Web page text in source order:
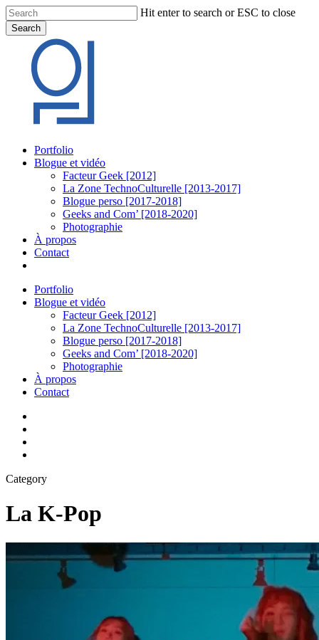
Skip
to
main
content
Hit enter to search or ESC to close
Search
Search
Menu
Portfolio
Blogue et vidéo
Facteur Geek [2012]
La Zone TechnoCulturelle [2013-2017]
Blogue perso [2017-2018]
Geeks and Com’ [2018-2020]
Photographie
À propos
Contact
Portfolio
Blogue et vidéo
Facteur Geek [2012]
La Zone TechnoCulturelle [2013-2017]
Blogue perso [2017-2018]
Geeks and Com’ [2018-2020]
Photographie
À propos
Contact
Category
La K-Pop